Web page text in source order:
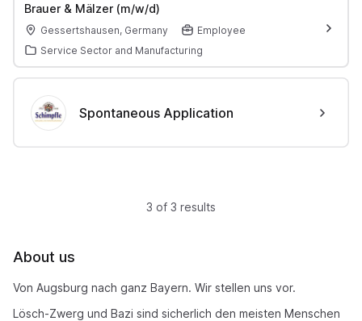
Brauer & Mälzer (m/w/d)
Gessertshausen, Germany
Employee
Service Sector and Manufacturing
Spontaneous Application
3 of 3 results
About us
Von Augsburg nach ganz Bayern. Wir stellen uns vor.
Lösch-Zwerg und Bazi sind sicherlich den meisten Menschen